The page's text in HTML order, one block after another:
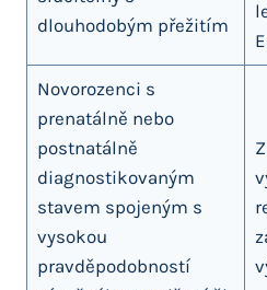
dlouhodobým přežitím
Novorozenci s
prenatálně nebo
postnatálně
diagnostikovaným
stavem spojeným s
vysokou
pravděpodobností